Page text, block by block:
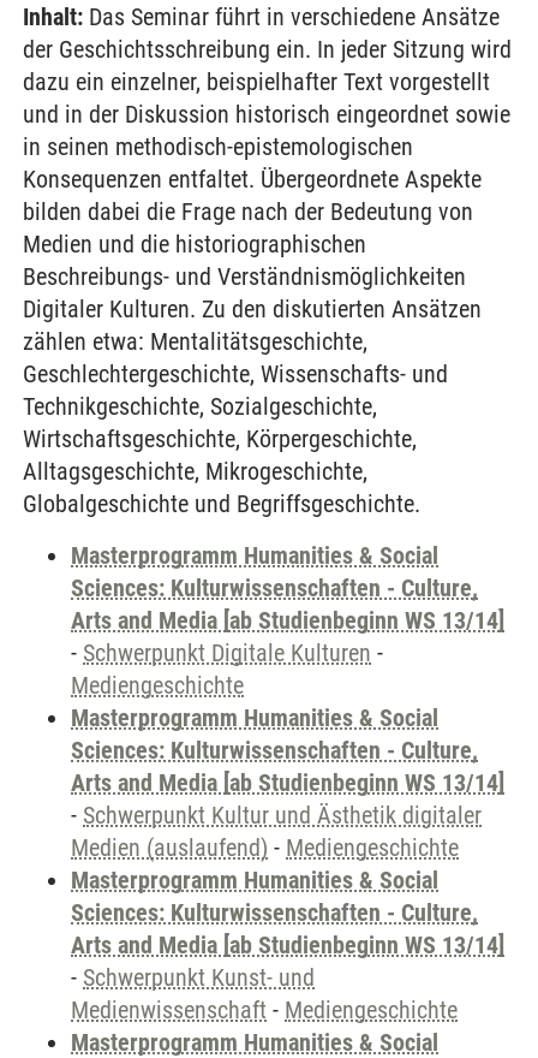
Inhalt: Das Seminar führt in verschiedene Ansätze
der Geschichtsschreibung ein. In jeder Sitzung wird
dazu ein einzelner, beispielhafter Text vorgestellt
und in der Diskussion historisch eingeordnet sowie
in seinen methodisch-epistemologischen
Konsequenzen entfaltet. Übergeordnete Aspekte
bilden dabei die Frage nach der Bedeutung von
Medien und die historiographischen
Beschreibungs- und Verständnismöglichkeiten
Digitaler Kulturen. Zu den diskutierten Ansätzen
zählen etwa: Mentalitätsgeschichte,
Geschlechtergeschichte, Wissenschafts- und
Technikgeschichte, Sozialgeschichte,
Wirtschaftsgeschichte, Körpergeschichte,
Alltagsgeschichte, Mikrogeschichte,
Globalgeschichte und Begriffsgeschichte.
Masterprogramm Humanities & Social
Sciences: Kulturwissenschaften - Culture,
Arts and Media [ab Studienbeginn WS 13/14]
- Schwerpunkt Digitale Kulturen -
Mediengeschichte
Masterprogramm Humanities & Social
Sciences: Kulturwissenschaften - Culture,
Arts and Media [ab Studienbeginn WS 13/14]
- Schwerpunkt Kultur und Ästhetik digitaler
Medien (auslaufend) - Mediengeschichte
Masterprogramm Humanities & Social
Sciences: Kulturwissenschaften - Culture,
Arts and Media [ab Studienbeginn WS 13/14]
- Schwerpunkt Kunst- und
Medienwissenschaft - Mediengeschichte
Masterprogramm Humanities & Social